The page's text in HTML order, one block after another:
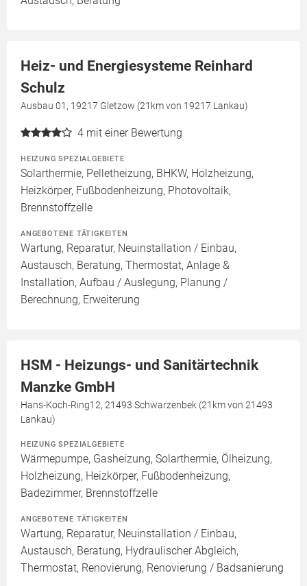
Heiz- und Energiesysteme Reinhard
Schulz
Ausbau 01, 19217 Gletzow (21km von 19217 Lankau)
4 mit einer Bewertung
HEIZUNG SPEZIALGEBIETE
Solarthermie, Pelletheizung, BHKW, Holzheizung,
Heizkörper, Fußbodenheizung, Photovoltaik,
Brennstoffzelle
ANGEBOTENE TÄTIGKEITEN
Wartung, Reparatur, Neuinstallation / Einbau,
Austausch, Beratung, Thermostat, Anlage &
Installation, Aufbau / Auslegung, Planung /
Berechnung, Erweiterung
HSM - Heizungs- und Sanitärtechnik
Manzke GmbH
Hans-Koch-Ring12, 21493 Schwarzenbek (21km von 21493
Lankau)
HEIZUNG SPEZIALGEBIETE
Wärmepumpe, Gasheizung, Solarthermie, Ölheizung,
Holzheizung, Heizkörper, Fußbodenheizung,
Badezimmer, Brennstoffzelle
ANGEBOTENE TÄTIGKEITEN
Wartung, Reparatur, Neuinstallation / Einbau,
Austausch, Beratung, Hydraulischer Abgleich,
Thermostat, Renovierung, Renovierung / Badsanierung